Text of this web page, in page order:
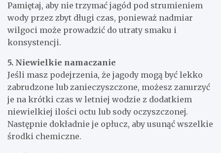
Pamiętaj, aby nie trzymać jagód pod strumieniem
wody przez zbyt długi czas, ponieważ nadmiar
wilgoci może prowadzić do utraty smaku i
konsystencji.
5. Niewielkie namaczanie
Jeśli masz podejrzenia, że jagody mogą być lekko
zabrudzone lub zanieczyszczone, możesz zanurzyć
je na krótki czas w letniej wodzie z dodatkiem
niewielkiej ilości octu lub sody oczyszczonej.
Następnie dokładnie je opłucz, aby usunąć wszelkie
środki chemiczne.